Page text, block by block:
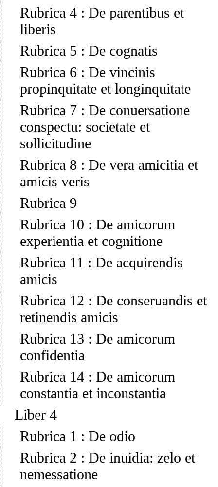
Rubrica 4 : De parentibus et
liberis
Rubrica 5 : De cognatis
Rubrica 6 : De vincinis
propinquitate et longinquitate
Rubrica 7 : De conuersatione
conspectu: societate et
sollicitudine
Rubrica 8 : De vera amicitia et
amicis veris
Rubrica 9
Rubrica 10 : De amicorum
experientia et cognitione
Rubrica 11 : De acquirendis
amicis
Rubrica 12 : De conseruandis et
retinendis amicis
Rubrica 13 : De amicorum
confidentia
Rubrica 14 : De amicorum
constantia et inconstantia
Liber 4
Rubrica 1 : De odio
Rubrica 2 : De inuidia: zelo et
nemessatione